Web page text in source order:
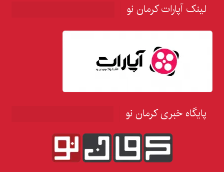
لینک آپارات کرمان نو
پایگاه خبری کرمان نو